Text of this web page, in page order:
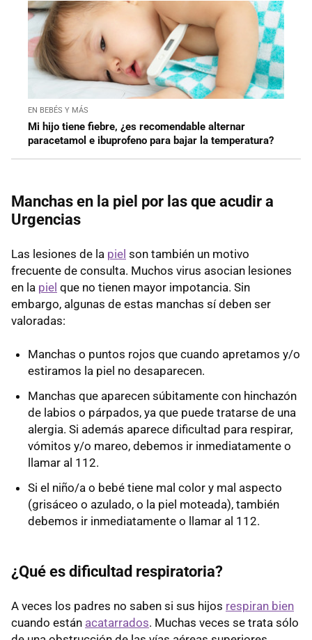
EN BEBÉS Y MÁS
Mi hijo tiene fiebre, ¿es recomendable alternar
paracetamol e ibuprofeno para bajar la temperatura?
Manchas en la piel por las que acudir a
Urgencias
Las lesiones de la piel son también un motivo
frecuente de consulta. Muchos virus asocian lesiones
en la piel que no tienen mayor impotancia. Sin
embargo, algunas de estas manchas sí deben ser
valoradas:
Manchas o puntos rojos que cuando apretamos y/o
estiramos la piel no desaparecen.
Manchas que aparecen súbitamente con hinchazón
de labios o párpados, ya que puede tratarse de una
alergia. Si además aparece dificultad para respirar,
vómitos y/o mareo, debemos ir inmediatamente o
llamar al 112.
Si el niño/a o bebé tiene mal color y mal aspecto
(grisáceo o azulado, o la piel moteada), también
debemos ir inmediatamente o llamar al 112.
¿Qué es dificultad respiratoria?
A veces los padres no saben si sus hijos respiran bien
cuando están acatarrados. Muchas veces se trata sólo